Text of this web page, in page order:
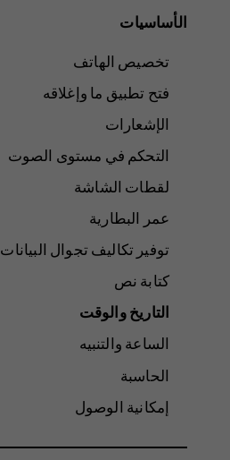
الأساسيات
تخصيص الهاتف
فتح تطبيق ما وإغلاقه
الإشعارات
التحكم في مستوى الصوت
لقطات الشاشة
عمر البطارية
توفير تكاليف تجوال البيانات
كتابة نص
التاريخ والوقت
الساعة والتنبيه
الحاسبة
إمكانية الوصول